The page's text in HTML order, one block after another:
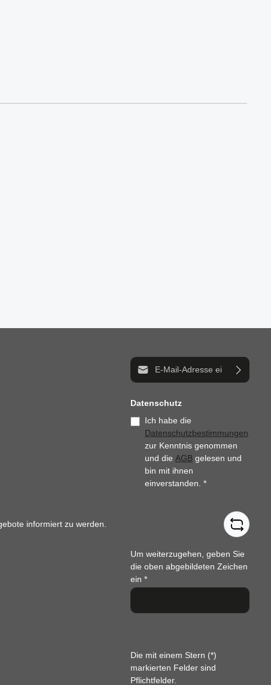
informiert zu werden.
E-Mail-Adresse*
Datenschutz
Ich habe die
Datenschutzbestimmungen
zur Kenntnis genommen
und dieAGB gelesen und
bin mit ihnen
einverstanden.*
Um weiterzugehen, geben Sie
die oben abgebildeten Zeichen
ein*
Die mit einem Stern (*)
markierten Felder sind
Pflichtfelder.